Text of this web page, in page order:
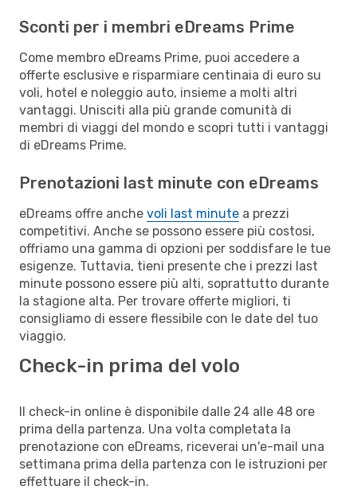
Sconti per i membri eDreams Prime
Come membro eDreams Prime, puoi accedere a
offerte esclusive e risparmiare centinaia di euro su
voli, hotel e noleggio auto, insieme a molti altri
vantaggi. Unisciti alla più grande comunità di
membri di viaggi del mondo e scopri tutti i vantaggi
di eDreams Prime.
Prenotazioni last minute con eDreams
eDreams offre anche voli last minute a prezzi
competitivi. Anche se possono essere più costosi,
offriamo una gamma di opzioni per soddisfare le tue
esigenze. Tuttavia, tieni presente che i prezzi last
minute possono essere più alti, soprattutto durante
la stagione alta. Per trovare offerte migliori, ti
consigliamo di essere flessibile con le date del tuo
viaggio.
Check-in prima del volo
Il check-in online è disponibile dalle 24 alle 48 ore
prima della partenza. Una volta completata la
prenotazione con eDreams, riceverai un'e-mail una
settimana prima della partenza con le istruzioni per
effettuare il check-in.